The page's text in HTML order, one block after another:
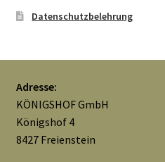
Datenschutzbelehrung
Adresse:
KÖNIGSHOF GmbH
Königshof 4
8427 Freienstein